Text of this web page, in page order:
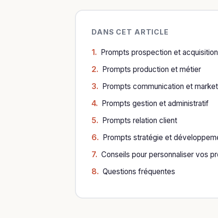
DANS CET ARTICLE
Prompts prospection et acquisition
Prompts production et métier
Prompts communication et
Prompts gestion et administratif
Prompts relation client
Prompts stratégie et
Conseils pour personnaliser vos
Questions fréquentes